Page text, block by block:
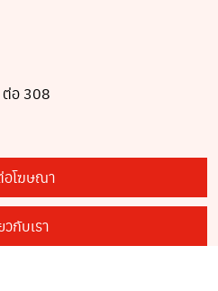
อ 308
อโฆษณา
วกับเรา